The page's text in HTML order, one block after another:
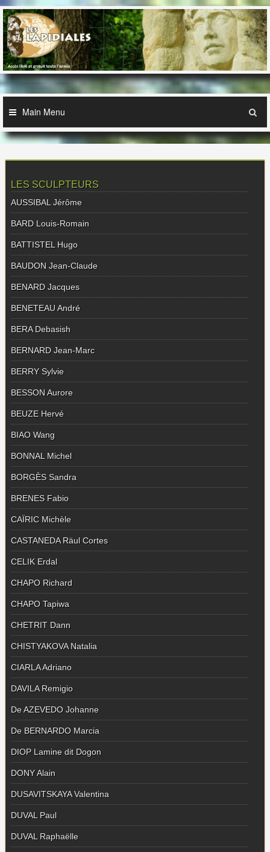
Skip
to
content
Main Menu
LES SCULPTEURS
AUSSIBAL Jérôme
BARD Louis-Romain
BATTISTEL Hugo
BAUDON Jean-Claude
BENARD Jacques
BENETEAU André
BERA Debasish
BERNARD Jean-Marc
BERRY Sylvie
BESSON Aurore
BEUZE Hervé
BIAO Wang
BONNAL Michel
BORGÈS Sandra
BRENES Fabio
CAÏRIC Michèle
CASTANEDA Räul Cortes
CELIK Erdal
CHAPO Richard
CHAPO Tapiwa
CHETRIT Dann
CHISTYAKOVA Natalia
CIARLA Adriano
DAVILA Remigio
De AZEVEDO Johanne
De BERNARDO Marcia
DIOP Lamine dit Dogon
DONY Alain
DUSAVITSKAYA Valentina
DUVAL Paul
DUVAL Raphaëlle